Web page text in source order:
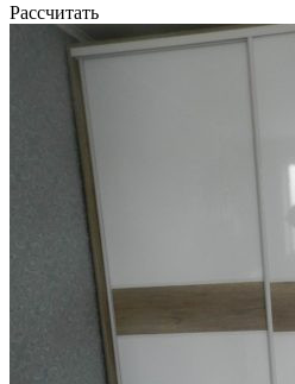
Рассчитать